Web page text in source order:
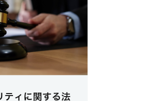
ティに関する法